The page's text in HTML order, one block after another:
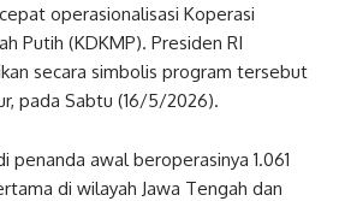
operasionalisasi Koperasi
Putih (KDKMP). Presiden RI
secara simbolis program tersebut
pada Sabtu (16/5/2026).
penanda awal beroperasinya 1.061
di wilayah Jawa Tengah dan